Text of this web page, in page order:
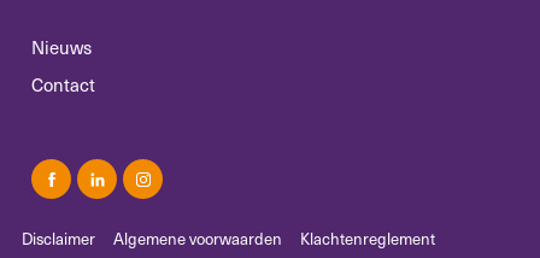
Nieuws
Contact
Disclaimer Algemene voorwaarden
Klachtenreglement